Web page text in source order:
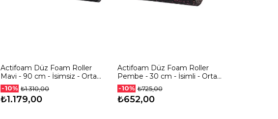
Actifoam Düz Foam Roller
Mavi - 90 cm - İsimsiz - Orta
Sert
-10% ₺1.310,00
₺1.179,00
Actifoam Düz Foam Roller
Pembe - 30 cm - İsimli - Orta
Sert
-10% ₺725,00
₺652,00